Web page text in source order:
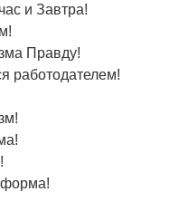
и Завтра!
Правду!
работодателем!